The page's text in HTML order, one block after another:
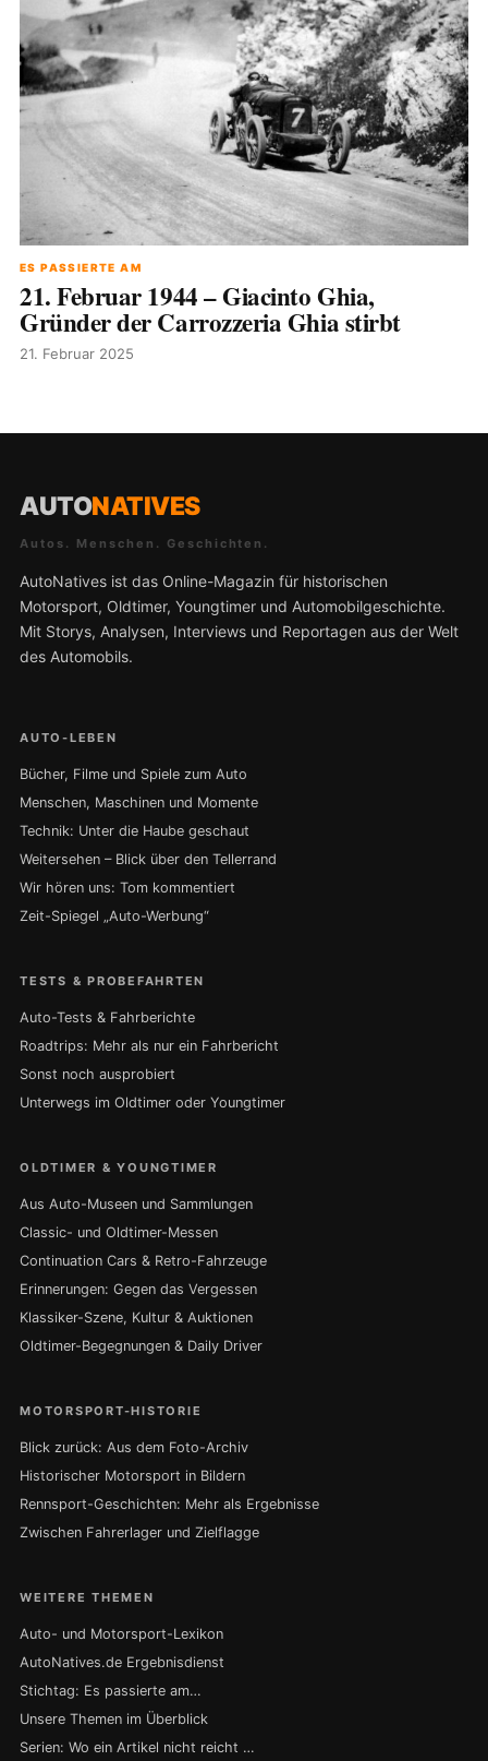
ES PASSIERTE AM
21. Februar 1944 – Giacinto Ghia,
Gründer der Carrozzeria Ghia stirbt
21. Februar 2025
AUTONATIVES
Autos. Menschen. Geschichten.
AutoNatives ist das Online-Magazin für historischen
Motorsport, Oldtimer, Youngtimer und Automobilgeschichte.
Mit Storys, Analysen, Interviews und Reportagen aus der Welt
des Automobils.
AUTO-LEBEN
Bücher, Filme und Spiele zum Auto
Menschen, Maschinen und Momente
Technik: Unter die Haube geschaut
Weitersehen – Blick über den Tellerrand
Wir hören uns: Tom kommentiert
Zeit-Spiegel „Auto-Werbung“
TESTS & PROBEFAHRTEN
Auto-Tests & Fahrberichte
Roadtrips: Mehr als nur ein Fahrbericht
Sonst noch ausprobiert
Unterwegs im Oldtimer oder Youngtimer
OLDTIMER & YOUNGTIMER
Aus Auto-Museen und Sammlungen
Classic- und Oldtimer-Messen
Continuation Cars & Retro-Fahrzeuge
Erinnerungen: Gegen das Vergessen
Klassiker-Szene, Kultur & Auktionen
Oldtimer-Begegnungen & Daily Driver
MOTORSPORT-HISTORIE
Blick zurück: Aus dem Foto-Archiv
Historischer Motorsport in Bildern
Rennsport-Geschichten: Mehr als Ergebnisse
Zwischen Fahrerlager und Zielflagge
WEITERE THEMEN
Auto- und Motorsport-Lexikon
AutoNatives.de Ergebnisdienst
Stichtag: Es passierte am…
Unsere Themen im Überblick
Serien: Wo ein Artikel nicht reicht …